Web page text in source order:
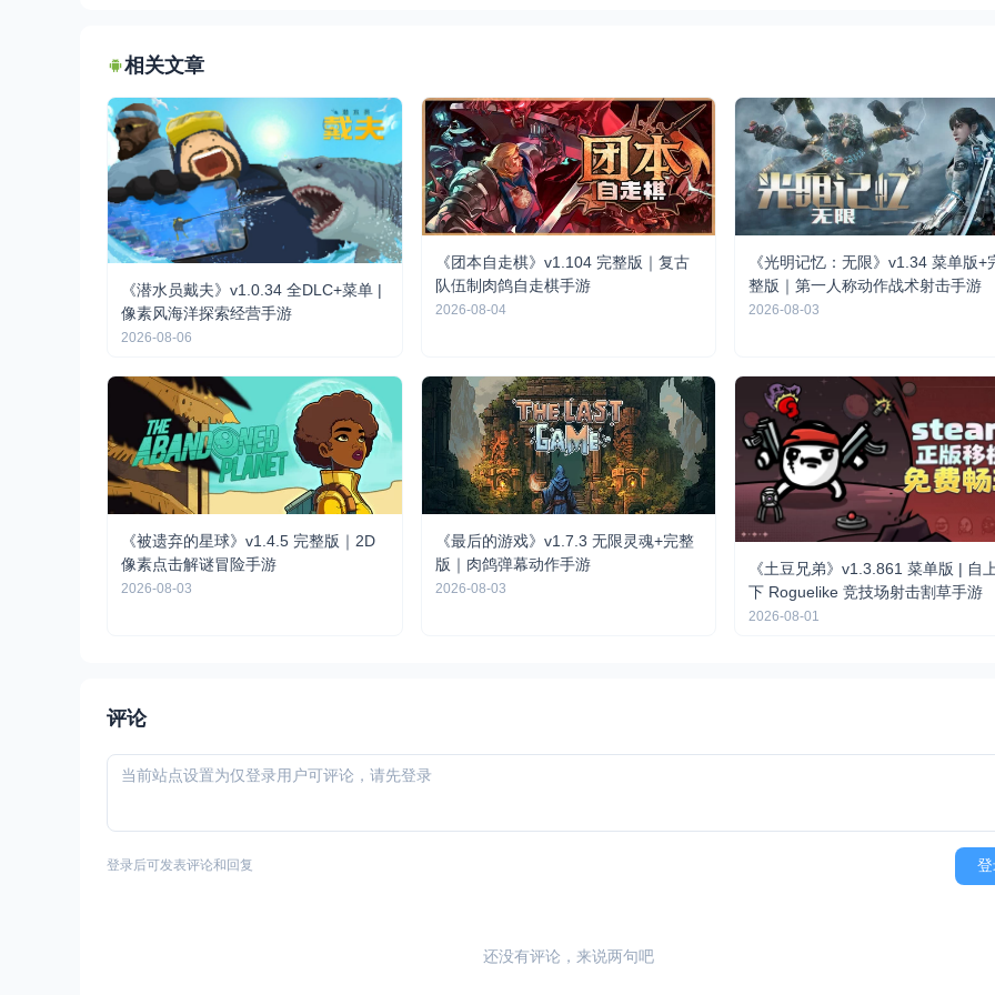
相关文章
《潜水员戴夫》v1.0.34 全DLC+菜单 |
像素风海洋探索经营手游
2026-08-06
《团本自走棋》v1.104 完整版｜复古
队伍制肉鸽自走棋手游
2026-08-04
《光明记忆：无限》v1.34 菜单版+
整版｜第一人称动作战术射击手游
2026-08-03
《被遗弃的星球》v1.4.5 完整版｜2D
像素点击解谜冒险手游
2026-08-03
《最后的游戏》v1.7.3 无限灵魂+完整
版｜肉鸽弹幕动作手游
2026-08-03
《土豆兄弟》v1.3.861 菜单版 | 自
下 Roguelike 竞技场射击割草手游
2026-08-01
评论
登录后可发表评论和回复
还没有评论，来说两句吧